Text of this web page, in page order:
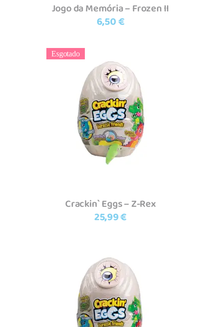
Jogo da Memória – Frozen II
6,50€
Esgotado
Ler mais
Crackin` Eggs – Z-Rex
25,99€
Adicionar